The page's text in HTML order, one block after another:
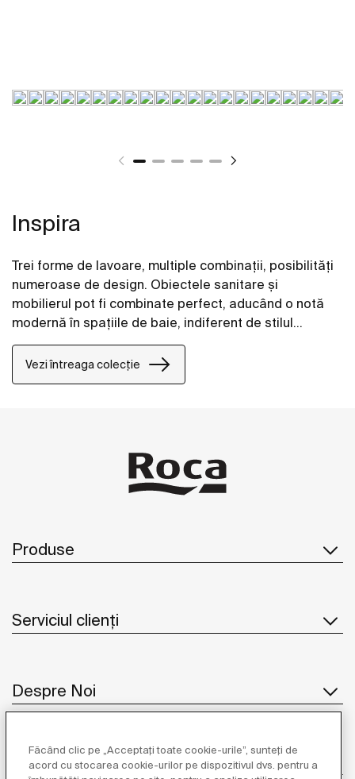
Inspira
Trei forme de lavoare, multiple combinații, posibilități
numeroase de design. Obiectele sanitare și
mobilierul pot fi combinate perfect, aducând o notă
modernă în spațiile de baie, indiferent de stilul
acestora.
Vezi întreaga colecție
Produse
Serviciul clienți
Despre Noi
Inspirație
Făcând clic pe „Acceptați toate cookie-urile”, sunteți de
acord cu stocarea cookie-urilor pe dispozitivul dvs. pentru a